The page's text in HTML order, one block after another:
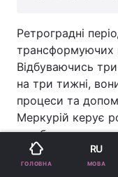
Ретроградні
трансформуючих
Відбуваючись
на три тижні,
процеси та
Меркурій керує
рух
стикаємося зі
особистому житті.
ГОЛОВНА
RU
МОВА